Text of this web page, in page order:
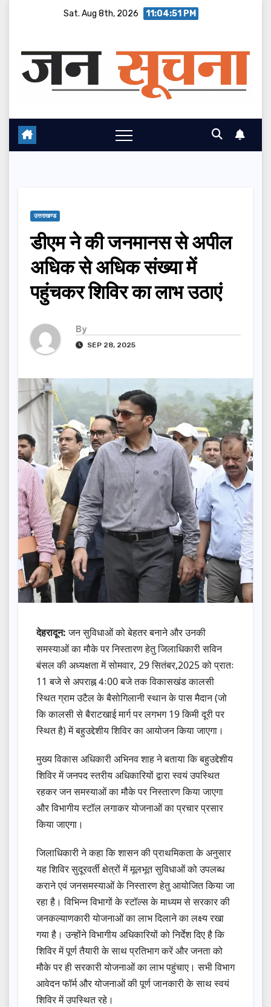
Sat. Aug 8th, 2026 11:04:52 PM
उत्तराखण्ड
डीएम ने की जनमानस से अपील
अधिक से अधिक संख्या में
पहुंचकर शिविर का लाभ उठाएं
By
SEP 28, 2025
देहरादून:जन सुविधाओं को बेहतर बनाने और उनकी
समस्याओं का मौके पर निस्तारण हेतु जिलाधिकारी सविन
बंसल की अध्यक्षता में सोमवार, 29 सितंबर,2025 को प्रातः
11 बजे से अपराह्न 4ः00 बजे तक विकासखंड कालसी
स्थित ग्राम उटैल के बैसोगिलानी स्थान के पास मैदान (जो
कि कालसी से बैराटखाई मार्ग पर लगभग 19 किमी दूरी पर
स्थित है) में बहुउद्देशीय शिविर का आयोजन किया जाएगा।
मुख्य विकास अधिकारी अभिनव शाह ने बताया कि बहुउद्देशीय
शिविर में जनपद स्तरीय अधिकारियों द्वारा स्वयं उपस्थित
रहकर जन समस्याओं का मौके पर निस्तारण किया जाएगा
और विभागीय स्टॉल लगाकर योजनाओं का प्रचार प्रसार
किया जाएगा।
जिलाधिकारी ने कहा कि शासन की प्राथमिकता के अनुसार
यह शिविर सुदूरवर्ती क्षेत्रों में मूलभूत सुविधाओं को उपलब्ध
कराने एवं जनसमस्याओं के निस्तारण हेतु आयोजित किया जा
रहा है। विभिन्न विभागों के स्टॉल्स के माध्यम से सरकार की
जनकल्याणकारी योजनाओं का लाभ दिलाने का लक्ष्य रखा
गया है। उन्होंने विभागीय अधिकारियों को निर्देश दिए है कि
शिविर में पूर्ण तैयारी के साथ प्रतिभाग करें और जनता को
मौके पर ही सरकारी योजनाओं का लाभ पहुंचाए। सभी विभाग
आवेदन फॉर्म और योजनाओं की पूर्ण जानकारी के साथ स्वयं
शिविर में उपस्थित रहे।